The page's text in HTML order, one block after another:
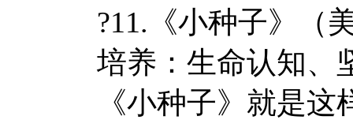
?11.《小种子》（美
培养：生命认知、
《小种子》就是这